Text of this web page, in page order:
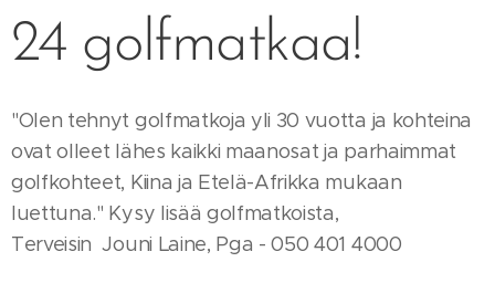
24 golfmatkaa!
"Olen tehnyt golfmatkoja yli 30 vuotta ja kohteina
ovat olleet lähes kaikki maanosat ja parhaimmat
golfkohteet, Kiina ja Etelä-Afrikka mukaan
luettuna." Kysy lisää golfmatkoista,
Terveisin Jouni Laine, Pga - 050 401 4000